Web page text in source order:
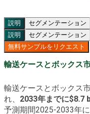
説明 セグメンテーション
説明
セグメンテーション
無料サンプルをリクエスト
輸送ケースとボックス
輸送ケースとボックス
れ、 2033年までに$8.7
予測期間2025-2033年